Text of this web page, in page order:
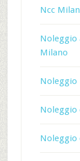
Ncc
Noleggio
Milano
Noleggio
Noleggio
Noleggio